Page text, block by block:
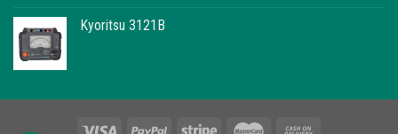
Kyoritsu 3121B